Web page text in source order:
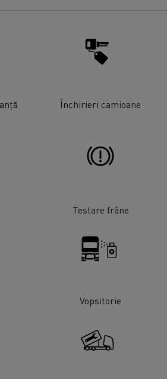
Închirieri camioane
Testare frâne
Vopsitorie